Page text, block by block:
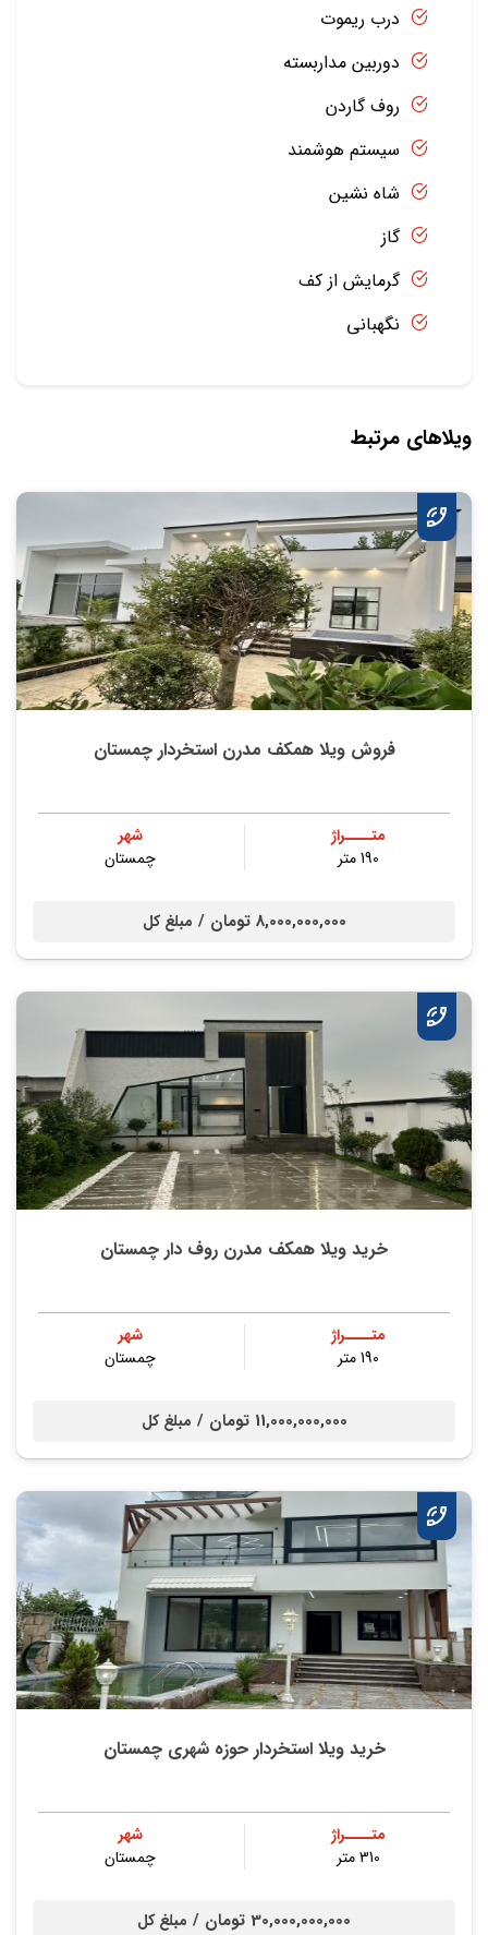
درب ریموت
دوربین مداربسته
روف گاردن
سیستم هوشمند
شاه نشین
گاز
گرمایش از کف
نگهبانی
ویلاهای مرتبط
فروش ویلا همکف مدرن استخردار چمستان
متــــراژ
190 متر
شهر
چمستان
8,000,000,000 تومان / مبلغ کل
خرید ویلا همکف مدرن روف دار چمستان
متــــراژ
190 متر
شهر
چمستان
11,000,000,000 تومان / مبلغ کل
خرید ویلا استخردار حوزه شهری چمستان
متــــراژ
310 متر
شهر
چمستان
30,000,000,000 تومان / مبلغ کل